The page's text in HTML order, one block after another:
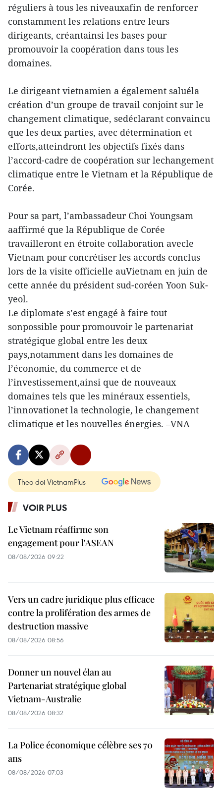
réguliers à tous les niveauxafin de renforcer
constamment les relations entre leurs
dirigeants, créantainsi les bases pour
promouvoir la coopération dans tous les
domaines.
Le dirigeant vietnamien a également saluéla
création d’un groupe de travail conjoint sur le
changement climatique, sedéclarant convaincu
que les deux parties, avec détermination et
efforts,atteindront les objectifs fixés dans
l’accord-cadre de coopération sur lechangement
climatique entre le Vietnam et la République de
Corée.
Pour sa part, l’ambassadeur Choi Youngsam
aaffirmé que la République de Corée
travailleront en étroite collaboration avecle
Vietnam pour concrétiser les accords conclus
lors de la visite officielle auVietnam en juin de
cette année du président sud-coréen Yoon Suk-
yeol.
Le diplomate s’est engagé à faire tout
sonpossible pour promouvoir le partenariat
stratégique global entre les deux
pays,notamment dans les domaines de
l’économie, du commerce et de
l’investissement,ainsi que de nouveaux
domaines tels que les minéraux essentiels,
l’innovationet la technologie, le changement
climatique et les nouvelles énergies. –VNA
Theo dõi VietnamPlus
VOIR PLUS
Le Vietnam réaffirme son
engagement pour l'ASEAN
08/08/2026 09:22
Vers un cadre juridique plus efficace
contre la prolifération des armes de
destruction massive
08/08/2026 08:56
Donner un nouvel élan au
Partenariat stratégique global
Vietnam-Australie
08/08/2026 08:32
La Police économique célèbre ses 70
ans
08/08/2026 07:03